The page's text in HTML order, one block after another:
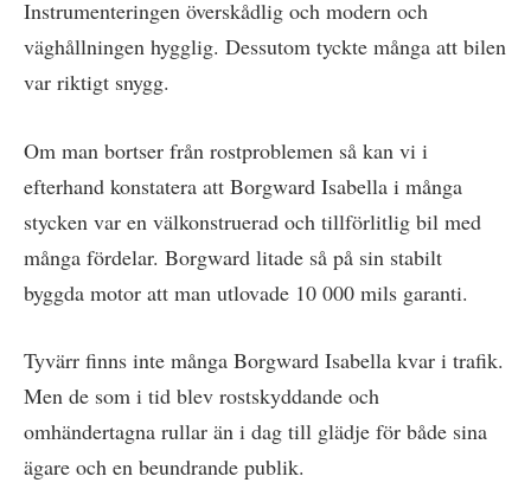
Instrumenteringen överskådlig och modern och
väghållningen hygglig. Dessutom tyckte många att bilen
var riktigt snygg.
Om man bortser från rostproblemen så kan vi i
efterhand konstatera att Borgward Isabella i många
stycken var en välkonstruerad och tillförlitlig bil med
många fördelar. Borgward litade så på sin stabilt
byggda motor att man utlovade 10 000 mils garanti.
Tyvärr finns inte många Borgward Isabella kvar i trafik.
Men de som i tid blev rostskyddande och
omhändertagna rullar än i dag till glädje för både sina
ägare och en beundrande publik.